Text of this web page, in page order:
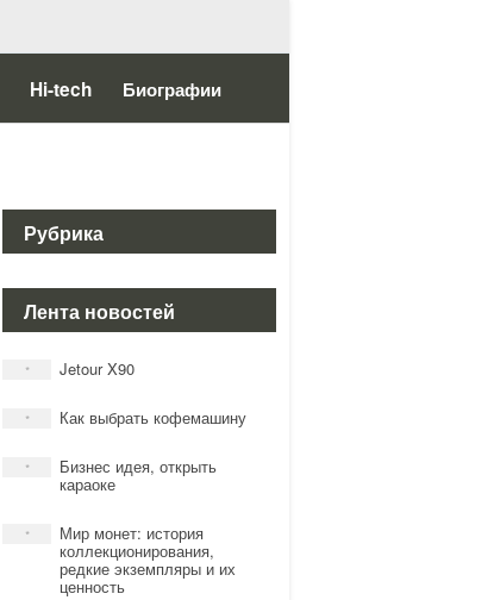
Hi-tech Биографии
Рубрика
Лента новостей
* Jetour X90
* Как выбрать кофемашину
* Бизнес идея, открыть
караоке
* Мир монет: история
коллекционирования,
редкие экземпляры и их
ценность